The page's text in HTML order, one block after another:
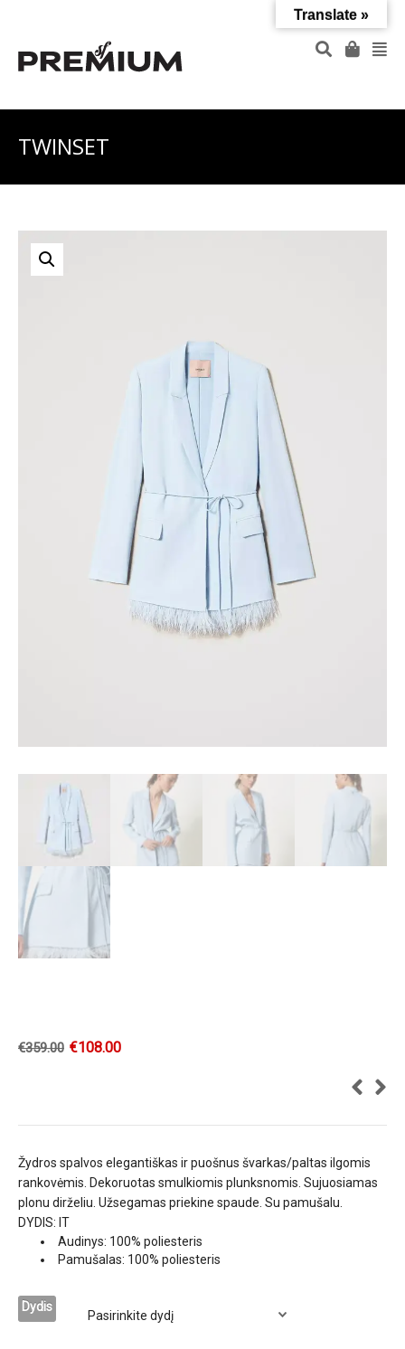
TWINSET
€359.00 €108.00
Žydros spalvos elegantiškas ir puošnus švarkas/paltas ilgomis
rankovėmis. Dekoruotas smulkiomis plunksnomis. Sujuosiamas
plonu dirželiu. Užsegamas priekine spaude. Su pamušalu.
DYDIS: IT
Audinys: 100% poliesteris
Pamušalas: 100% poliesteris
Dydis
Translate »